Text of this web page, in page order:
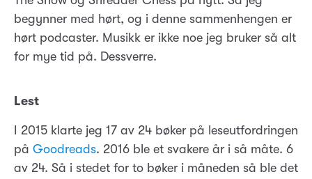
begynner med hørt, og i denne sammenhengen er
hørt podcaster. Musikk er ikke noe jeg bruker så alt
for mye tid på. Dessverre.
Lest
I 2015 klarte jeg 17 av 24 bøker på leseutfordringen
på Goodreads. 2016 ble et svakere år i så måte. 6
av 24. Så i stedet for to bøker i måneden så ble det